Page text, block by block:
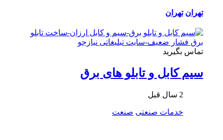
تهران تهران
تماس بگیرید
سیم کابل و تابلو های برق
2 سال قبل
خدمات صنعتی صنعت